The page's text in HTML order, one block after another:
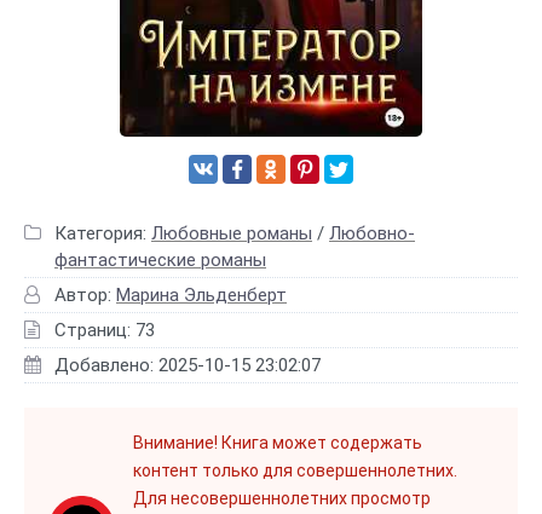
Категория: Любовные романы / Любовно-
фантастические романы
Автор: Марина Эльденберт
Страниц: 73
Добавлено: 2025-10-15 23:02:07
Внимание! Книга может содержать
контент только для совершеннолетних.
Для несовершеннолетних просмотр